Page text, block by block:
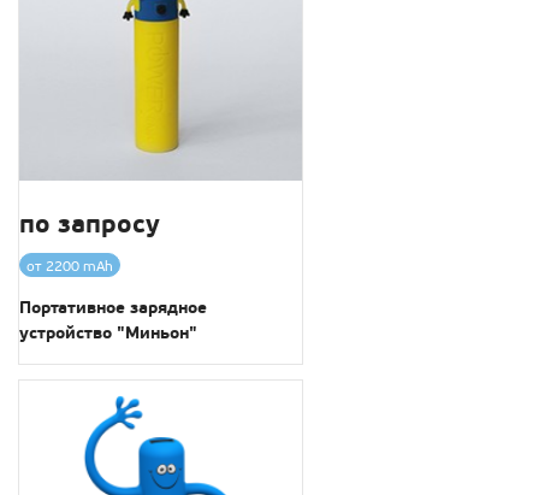
по запросу
от 2200 mAh
Портативное зарядное
устройство "Миньон"